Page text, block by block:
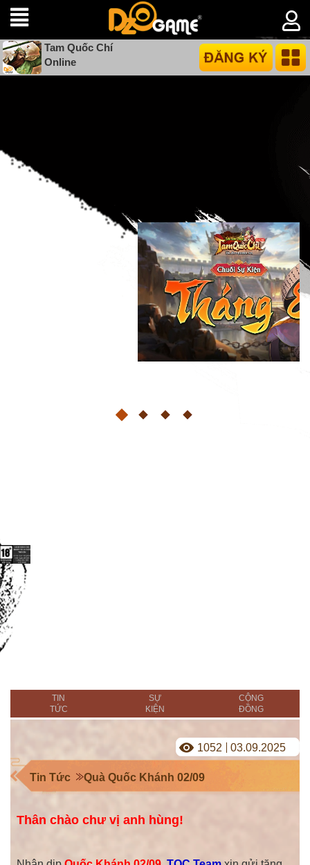
Tam Quốc Chí
Online
TIN
TỨC
SỰ
KIỆN
CỘNG
ĐỒNG
Tin Tức Quà Quốc Khánh 02/09
1052 03.09.2025
Thân chào chư vị anh hùng!